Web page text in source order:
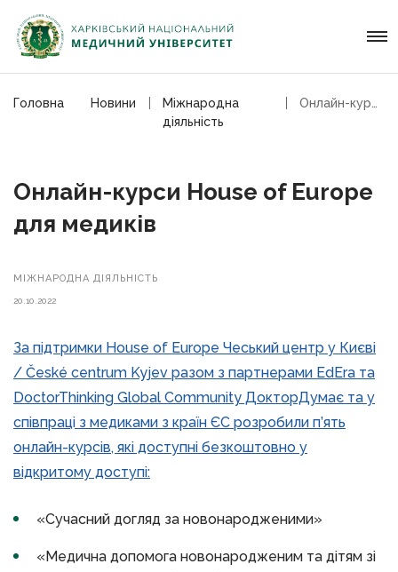
Головна Новини
Мiжнародна
дiяльнiсть
Онлайн-курси House of Europe
для медиків
МIЖНАРОДНА ДIЯЛЬНIСТЬ
20.10.2022
За підтримки House of Europe Чеський центр у Києві
/ České centrum Kyjev разом з партнерами EdEra та
DoctorThinking Global Community ДокторДумає та у
співпраці з медиками з країн ЄС розробили п’ять
онлайн-курсів, які доступні безкоштовно у
відкритому доступі:
«Сучасний догляд за новонародженими»
«Медична допомога новонародженим та дітям зі